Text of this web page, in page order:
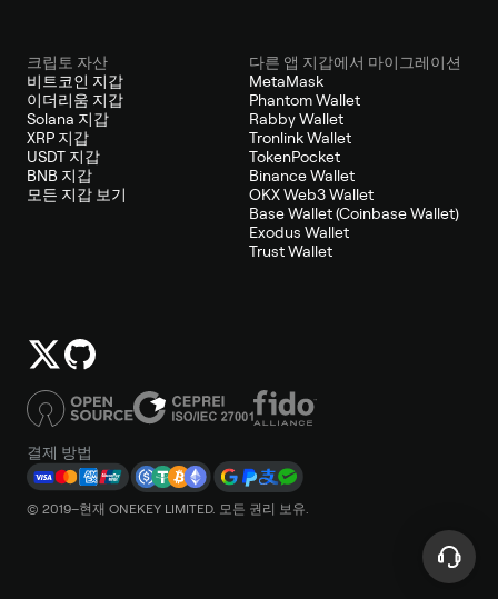
크립토 자산
비트코인 지갑
이더리움 지갑
Solana 지갑
XRP 지갑
USDT 지갑
BNB 지갑
모든 지갑 보기
다른 앱 지갑에서 마이그레이션
MetaMask
Phantom Wallet
Rabby Wallet
Tronlink Wallet
TokenPocket
Binance Wallet
OKX Web3 Wallet
Base Wallet (Coinbase Wallet)
Exodus Wallet
Trust Wallet
결제 방법
© 2019–현재 ONEKEY LIMITED. 모든 권리 보유.